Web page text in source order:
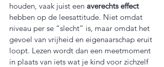
houden, vaak juist een averechts effect
hebben op de leesattitude. Niet omdat
niveau per se “slecht” is, maar omdat het
gevoel van vrijheid en eigenaarschap eruit
loopt. Lezen wordt dan een meetmoment
in plaats van iets wat je kind voor zichzelf